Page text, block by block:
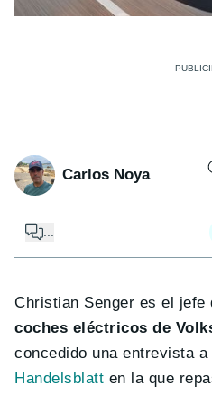
Carlos Noya
Christian Senger es el jefe
coches eléctricos de
concedido una entrevista
Handelsblatt en la que